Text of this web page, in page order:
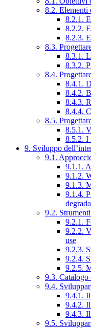
8.2. Elementi
8.2.1.
8.2.2.
8.2.3.
8.3.
8.3.1.
8.3.2.
8.4.
8.4.1.
8.4.2.
8.4.3.
8.4.4.
8.5.
8.5.1.
8.5.2. I
9. Sviluppo
9.1.
9.1.1.
9.1.2.
9.1.3.
9.1.4.
9.2.
9.2.1.
9.2.2.
use
9.2.3.
9.2.4.
9.2.5.
9.3. Catalogo
9.4.
9.4.1.
9.4.2.
9.4.3.
9.5.